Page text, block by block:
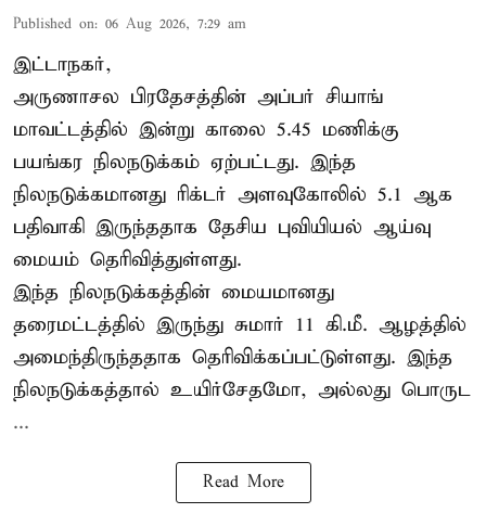
Published on: 06 Aug 2026, 7:29 am
இட்டாநகர்,
அருணாசல பிரதேசத்தின் அப்பர் சியாங்
மாவட்டத்தில் இன்று காலை 5.45 மணிக்கு
பயங்கர நிலநடுக்கம் ஏற்பட்டது. இந்த
நிலநடுக்கமானது ரிக்டர் அளவுகோலில் 5.1 ஆக
பதிவாகி இருந்ததாக தேசிய புவியியல் ஆய்வு
மையம் தெரிவித்துள்ளது.
இந்த நிலநடுக்கத்தின் மையமானது
தரைமட்டத்தில் இருந்து சுமார் 11 கி.மீ. ஆழத்தில்
அமைந்திருந்ததாக தெரிவிக்கப்பட்டுள்ளது. இந்த
நிலநடுக்கத்தால் உயிர்சேதமோ, அல்லது பொருட
...
Read More